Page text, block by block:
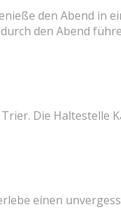
den Abend in
den Abend
Die Haltestelle
einen